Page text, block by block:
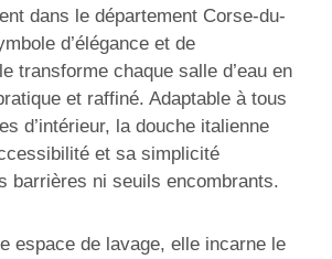
dans le département Corse-du-
d’élégance et de
transforme chaque salle d’eau en
et raffiné. Adaptable à tous
d’intérieur, la douche italienne
et sa simplicité
barrières ni seuils encombrants.
espace de lavage, elle incarne le